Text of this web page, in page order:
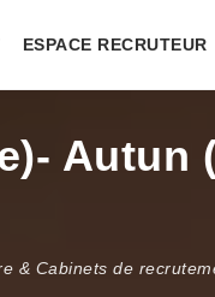
ESPACE RECRUTEUR
Autun
& Cabinets de